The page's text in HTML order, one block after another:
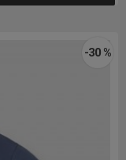
-30 %